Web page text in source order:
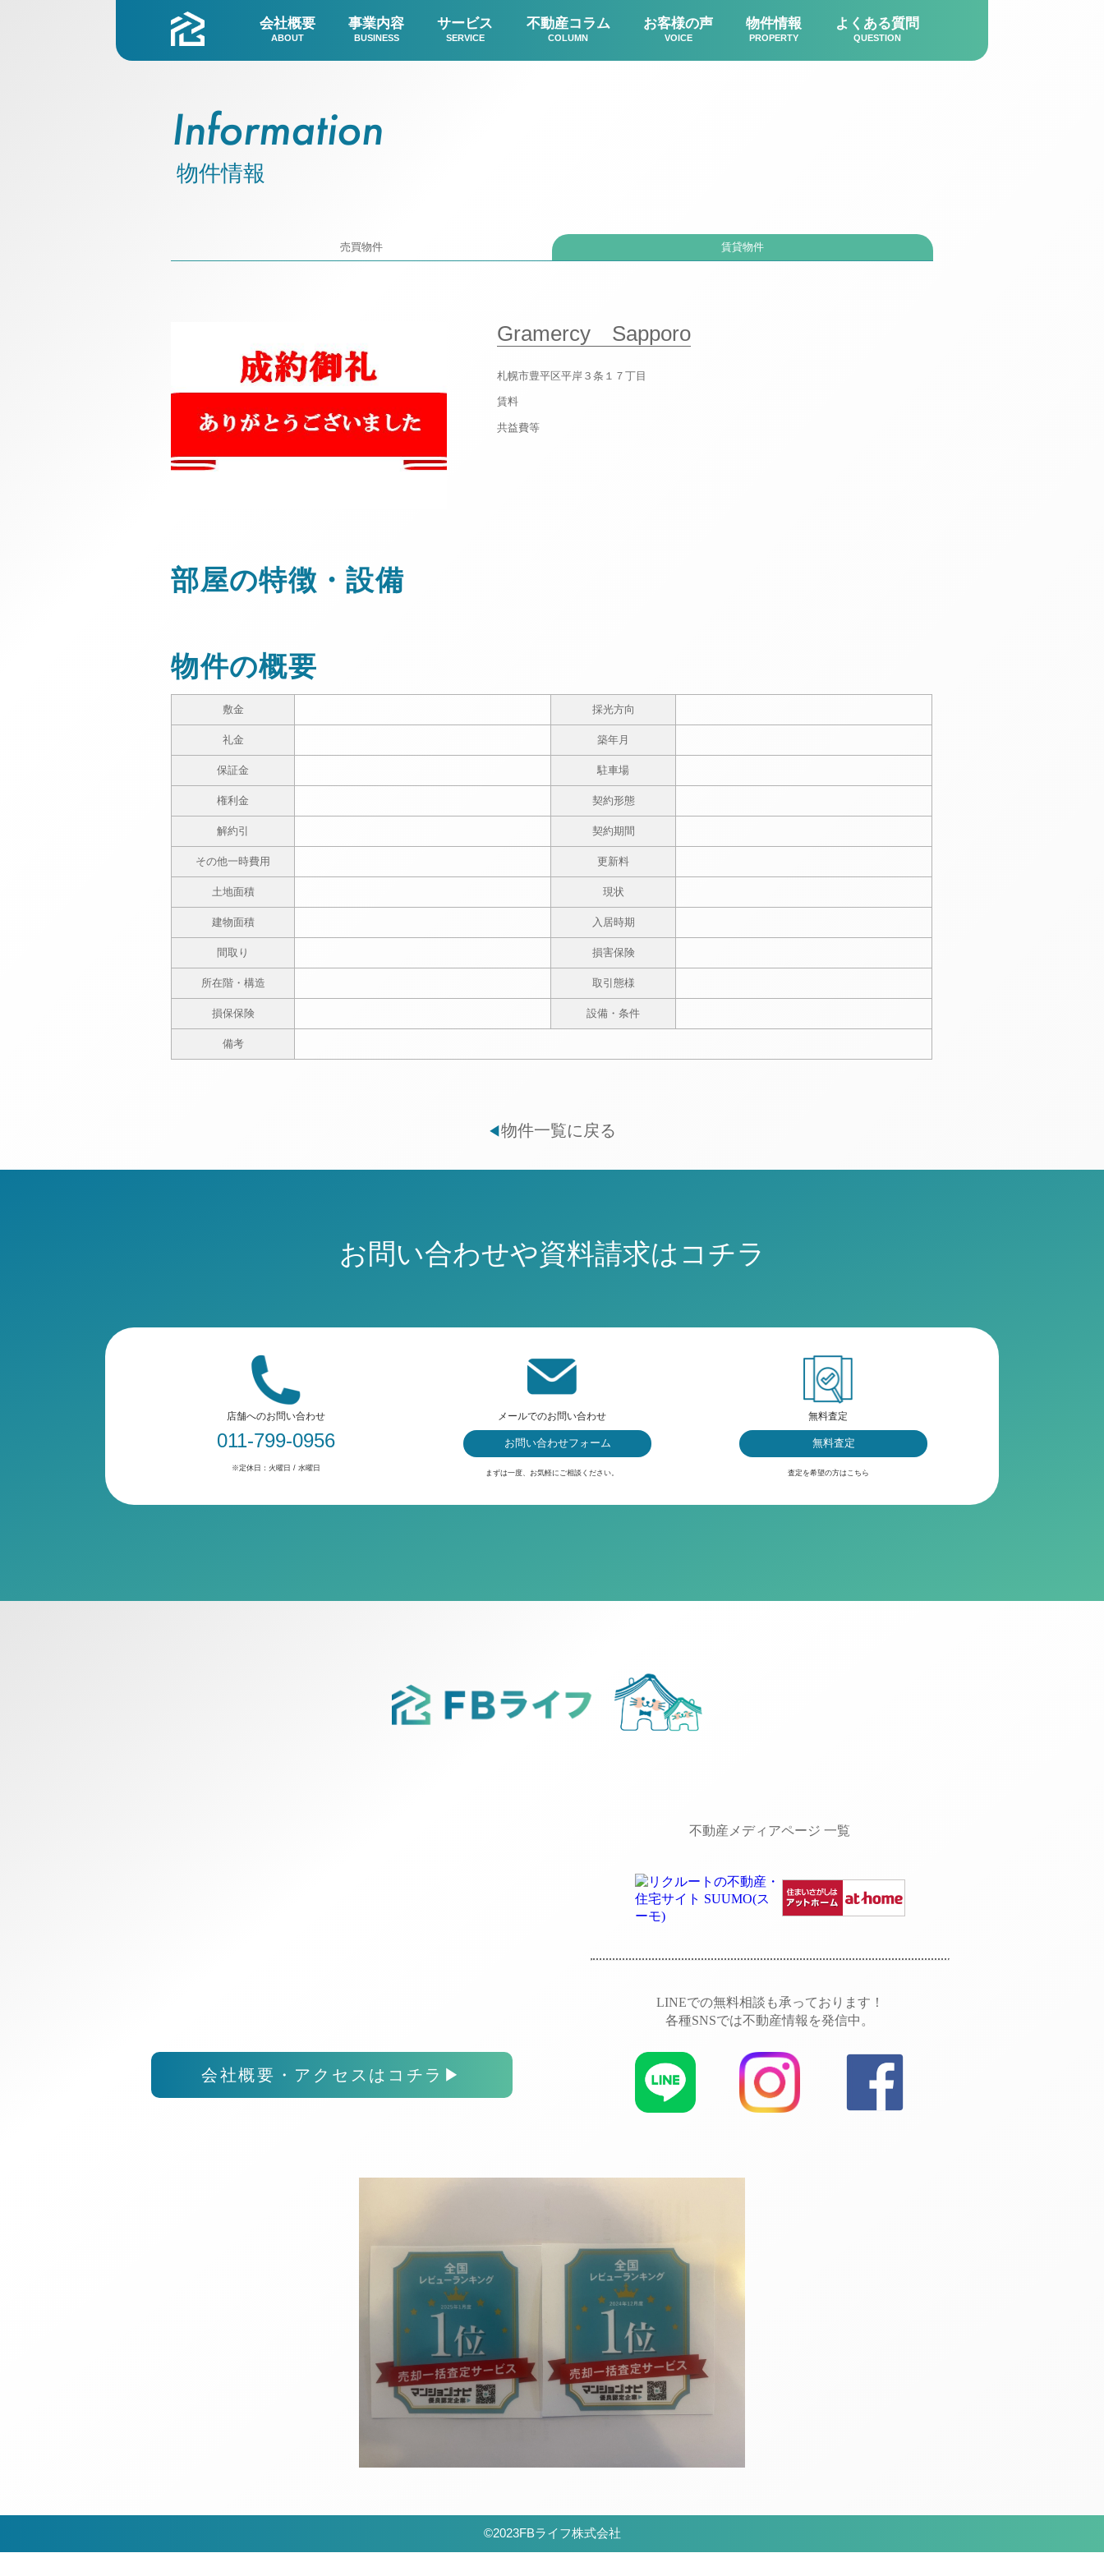
会社概要
ABOUT
事業内容
BUSINESS
サービス
SERVICE
不動産コラム
COLUMN
お客様の声
VOICE
物件情報
PROPERTY
よくある質問
QUESTION
Information
物件情報
売買物件 賃貸物件
Gramercy Sapporo
札幌市豊平区平岸３条１７丁目
賃料
共益費等
部屋の特徴・設備
物件の概要
敷金 採光方向
礼金 築年月
保証金 駐車場
権利金 契約形態
解約引 契約期間
その他一時費用 更新料
土地面積 現状
建物面積 入居時期
間取り 損害保険
所在階・構造 取引態様
損保保険 設備・条件
備考
◀物件一覧に戻る
お問い合わせや資料請求はコチラ
店舗へのお問い合わせ
011-799-0956
※定休日：火曜日 / 水曜日
メールでのお問い合わせ
お問い合わせフォーム
まずは一度、お気軽にご相談ください。
無料査定
無料査定
査定を希望の方はこちら
会社概要・アクセスはコチラ ▶
不動産メディアページ 一覧
LINEでの無料相談も承っております！
各種SNSでは不動産情報を発信中。
©2023FBライフ株式会社